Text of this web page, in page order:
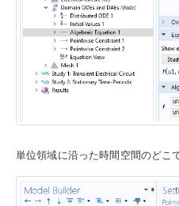
単位領域に沿った時間空間のどこ